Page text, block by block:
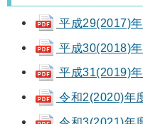
平成29(2017)
平成30(2018)
平成31(2019)
令和2(2020)年